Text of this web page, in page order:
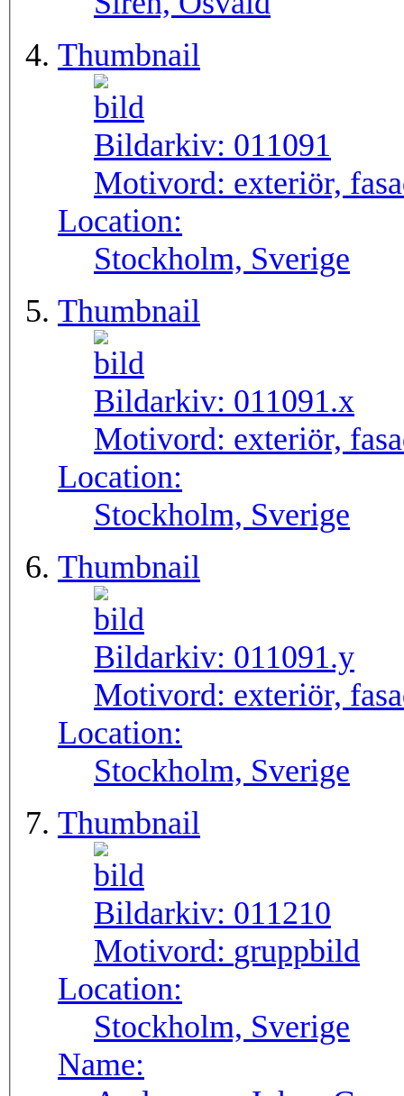
Thumbnail
Bildarkiv: 011091
Motivord: exteriör,
Location:
Stockholm, Sverige
Thumbnail
Bildarkiv: 011091.x
Motivord: exteriör,
Location:
Stockholm, Sverige
Thumbnail
Bildarkiv: 011091.y
Motivord: exteriör,
Location:
Stockholm, Sverige
Thumbnail
Bildarkiv: 011210
Motivord: gruppbild
Location:
Stockholm, Sverige
Name: